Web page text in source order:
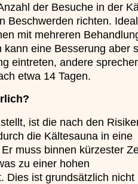
der Besuche in der
Beschwerden richten.
mit mehreren
kann eine Besserung aber
eintreten, andere
etwa 14 Tagen.
ist die nach den
die Kältesauna in eine
muss binnen kürzester
zu einer hohen
Dies ist grundsätzlich nicht